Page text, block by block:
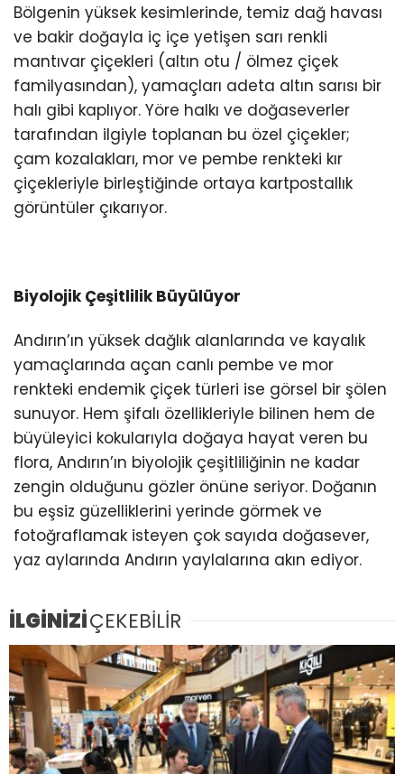
Bölgenin yüksek kesimlerinde, temiz dağ havası
ve bakir doğayla iç içe yetişen sarı renkli
mantıvar çiçekleri (altın otu / ölmez çiçek
familyasından), yamaçları adeta altın sarısı bir
halı gibi kaplıyor. Yöre halkı ve doğaseverler
tarafından ilgiyle toplanan bu özel çiçekler;
çam kozalakları, mor ve pembe renkteki kır
çiçekleriyle birleştiğinde ortaya kartpostallık
görüntüler çıkarıyor.
Biyolojik Çeşitlilik Büyülüyor
Andırın’ın yüksek dağlık alanlarında ve kayalık
yamaçlarında açan canlı pembe ve mor
renkteki endemik çiçek türleri ise görsel bir şölen
sunuyor. Hem şifalı özellikleriyle bilinen hem de
büyüleyici kokularıyla doğaya hayat veren bu
flora, Andırın’ın biyolojik çeşitliliğinin ne kadar
zengin olduğunu gözler önüne seriyor. Doğanın
bu eşsiz güzelliklerini yerinde görmek ve
fotoğraflamak isteyen çok sayıda doğasever,
yaz aylarında Andırın yaylalarına akın ediyor.
İLGİNİZİÇEKEBİLİR